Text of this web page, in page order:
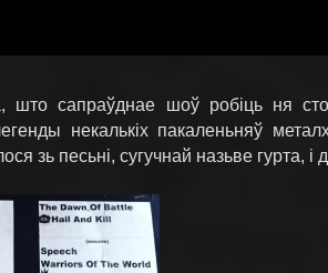
што сапраўднае шоў робіць ня
некалькіх пакаленьняў
зь песьні, сугучнай назьве гурта,